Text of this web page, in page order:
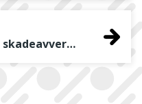
2 Meldte beslutninger om skadeavvergende tiltak i nødssituasjoner